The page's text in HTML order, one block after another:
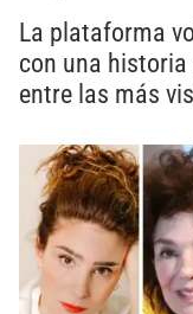
La plataforma
con una
entre las más